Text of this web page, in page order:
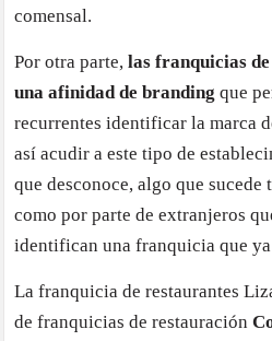
comensal.
Por otra parte,las franquicias
una afinidad de branding que
recurrentes identificar la marca
así acudir a este tipo de
que desconoce, algo que
como por parte de extranjeros
identifican una franquicia que
La franquicia de restaurantes
de franquicias de restauración